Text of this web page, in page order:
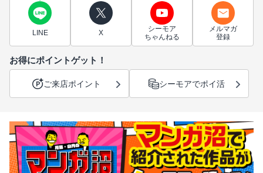
LINE X
シーモア
ちゃんねる
メルマガ
登録
お得にポイントゲット！
ご来店ポイント シーモアでポイ活